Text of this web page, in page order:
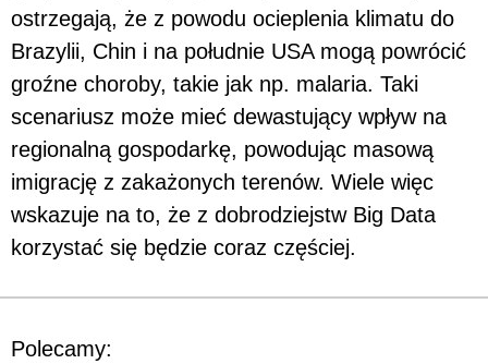
ostrzegają, że z powodu ocieplenia klimatu do
Brazylii, Chin i na południe USA mogą powrócić
groźne choroby, takie jak np. malaria. Taki
scenariusz może mieć dewastujący wpływ na
regionalną gospodarkę, powodując masową
imigrację z zakażonych terenów. Wiele więc
wskazuje na to, że z dobrodziejstw Big Data
korzystać się będzie coraz częściej.
Polecamy: